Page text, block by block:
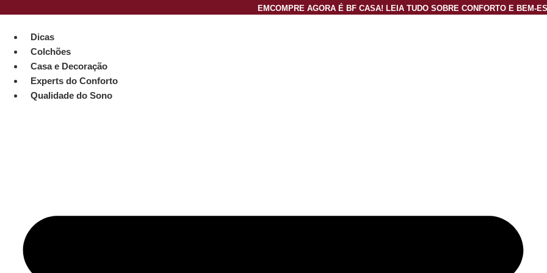
conteúdo
EMCOMPRE AGORA É BF CASA! LEIA TUDO SOBRE CONFORTO E BEM-
Dicas
Colchões
Casa e Decoração
Experts do Conforto
Qualidade do Sono